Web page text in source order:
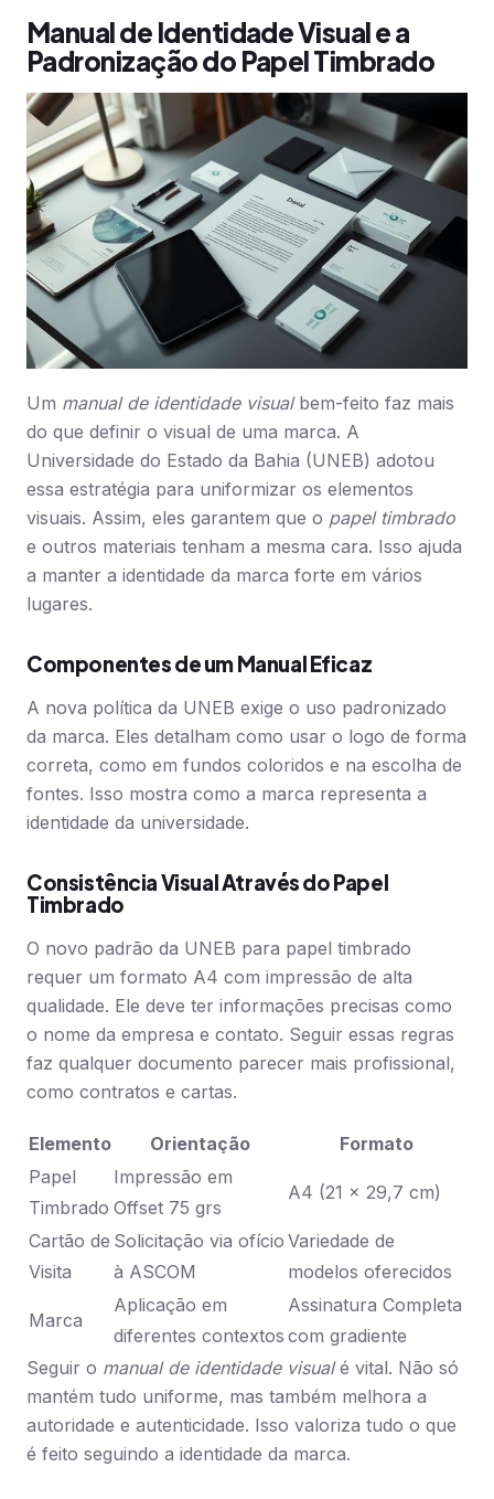
Manual de Identidade Visual e a
Padronização do Papel Timbrado
Um manual de identidade visualbem-feito faz mais
do que definir o visual de uma marca. A
Universidade do Estado da Bahia (UNEB) adotou
essa estratégia para uniformizar os elementos
visuais. Assim, eles garantem que o papel timbrado
e outros materiais tenham a mesma cara. Isso ajuda
a manter a identidade da marca forte em vários
lugares.
Componentes de um Manual Eficaz
A nova política da UNEB exige o uso padronizado
da marca. Eles detalham como usar o logo de forma
correta, como em fundos coloridos e na escolha de
fontes. Isso mostra como a marca representa a
identidade da universidade.
Consistência Visual Através do Papel
Timbrado
O novo padrão da UNEB para papel timbrado
requer um formato A4 com impressão de alta
qualidade. Ele deve ter informações precisas como
o nome da empresa e contato. Seguir essas regras
faz qualquer documento parecer mais profissional,
como contratos e cartas.
Elemento Orientação
Formato
Papel
Timbrado
Impressão em
Offset 75 grs
A4 (21 x 29,7 cm)
Cartão de
Visita
Solicitação via ofício
à ASCOM
Variedade de
modelos oferecidos
Marca
Aplicação em
diferentes contextos
Assinatura Completa
com gradiente
Seguir o manual de identidade visualé vital. Não só
mantém tudo uniforme, mas também melhora a
autoridade e autenticidade. Isso valoriza tudo o que
é feito seguindo a identidade da marca.